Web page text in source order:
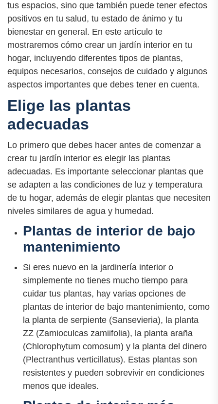
tus espacios, sino que también puede tener efectos
positivos en tu salud, tu estado de ánimo y tu
bienestar en general. En este artículo te
mostraremos cómo crear un jardín interior en tu
hogar, incluyendo diferentes tipos de plantas,
equipos necesarios, consejos de cuidado y algunos
aspectos importantes que debes tener en cuenta.
Elige las plantas
adecuadas
Lo primero que debes hacer antes de comenzar a
crear tu jardín interior es elegir las plantas
adecuadas. Es importante seleccionar plantas que
se adapten a las condiciones de luz y temperatura
de tu hogar, además de elegir plantas que necesiten
niveles similares de agua y humedad.
Plantas de interior de bajo
mantenimiento
Si eres nuevo en la jardinería interior o
simplemente no tienes mucho tiempo para
cuidar tus plantas, hay varias opciones de
plantas de interior de bajo mantenimiento, como
la planta de serpiente (Sansevieria), la planta
ZZ (Zamioculcas zamiifolia), la planta araña
(Chlorophytum comosum) y la planta del dinero
(Plectranthus verticillatus). Estas plantas son
resistentes y pueden sobrevivir en condiciones
menos que ideales.